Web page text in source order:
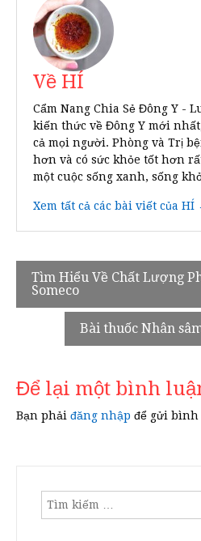
Về HÍ
Cẩm Nang Chia Sẻ Đông Y -
kiến thức về Đông Y mới
cả mọi người. Phòng và Trị
hơn và có sức khỏe tốt hơn
một cuộc sống xanh, sống
Xem tất cả các bài viết của HÍ
Điều
hướng
Tìm Hiểu Về Chất Lượng
Someco
Bài thuốc Nhân
Để lại một bình
Bạn phải đăng nhập để gửi
Tìm